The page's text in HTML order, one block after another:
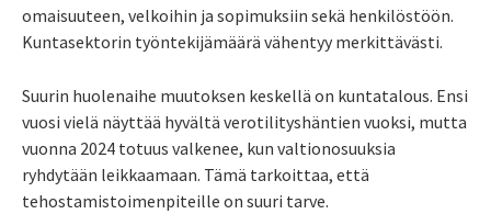
omaisuuteen, velkoihin ja sopimuksiin sekä henkilöstöön.
Kuntasektorin työntekijämäärä vähentyy merkittävästi.
Suurin huolenaihe muutoksen keskellä on kuntatalous. Ensi
vuosi vielä näyttää hyvältä verotilityshäntien vuoksi, mutta
vuonna 2024 totuus valkenee, kun valtionosuuksia
ryhdytään leikkaamaan. Tämä tarkoittaa, että
tehostamistoimenpiteille on suuri tarve.